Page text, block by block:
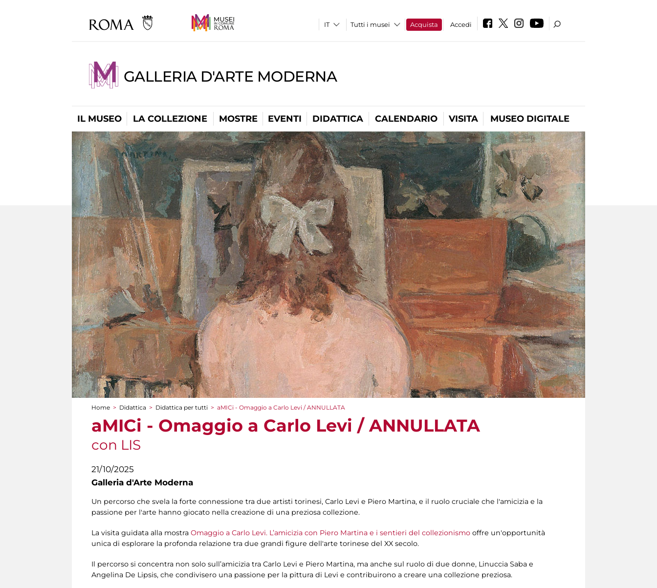
Tutti i musei Acquista Accedi
GALLERIA D'ARTE MODERNA
IL MUSEO LA COLLEZIONE MOSTRE EVENTI DIDATTICA CALENDARIO VISITA MUSEO DIGITALE
Tu sei qui
Home > Didattica > Didattica per tutti > aMICi - Omaggio a Carlo Levi / ANNULLATA
aMICi - Omaggio a Carlo Levi / ANNULLATA
con LIS
21/10/2025
Galleria d'Arte Moderna
Un percorso che svela la forte connessione tra due artisti torinesi, Carlo Levi e Piero Martina, e il ruolo cruciale che l'amicizia e la
passione per l'arte hanno giocato nella creazione di una preziosa collezione.
La visita guidata alla mostra Omaggio a Carlo Levi. L’amicizia con Piero Martina e i sentieri del collezionismo offre un'opportunità
unica di esplorare la profonda relazione tra due grandi figure dell'arte torinese del XX secolo.
Il percorso si concentra non solo sull’amicizia tra Carlo Levi e Piero Martina, ma anche sul ruolo di due donne, Linuccia Saba e
Angelina De Lipsis, che condivisero una passione per la pittura di Levi e contribuirono a creare una collezione preziosa.